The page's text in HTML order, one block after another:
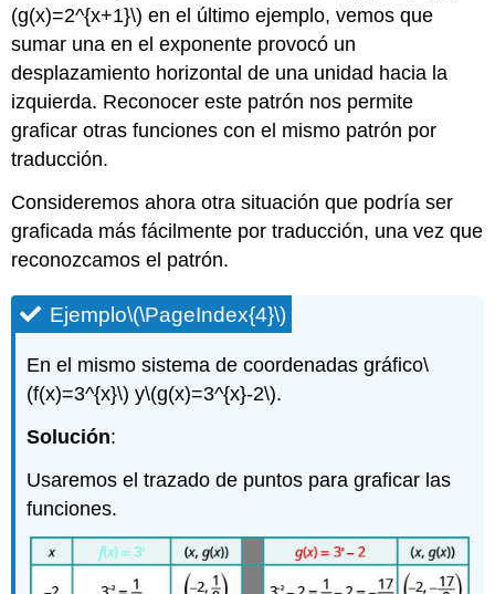
(g(x)=2^{x+1}\) en el último ejemplo, vemos que
sumar una en el exponente provocó un
desplazamiento horizontal de una unidad hacia la
izquierda. Reconocer este patrón nos permite
graficar otras funciones con el mismo patrón por
traducción.
Consideremos ahora otra situación que podría ser
graficada más fácilmente por traducción, una vez que
reconozcamos el patrón.
Ejemplo\(\PageIndex{4}\)
En el mismo sistema de coordenadas gráfico\
(f(x)=3^{x}\) y\(g(x)=3^{x}-2\).
Solución:
Usaremos el trazado de puntos para graficar las
funciones.